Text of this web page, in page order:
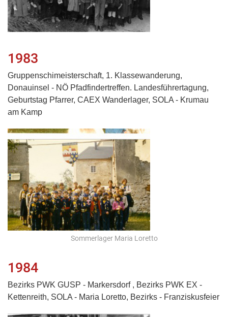
1983
Gruppenschimeisterschaft, 1. Klassewanderung,
Donauinsel - NÖ Pfadfindertreffen. Landesführertagung,
Geburtstag Pfarrer, CAEX Wanderlager, SOLA - Krumau
am Kamp
Sommerlager Maria Loretto
1984
Bezirks PWK GUSP - Markersdorf , Bezirks PWK EX -
Kettenreith, SOLA - Maria Loretto, Bezirks - Franziskusfeier